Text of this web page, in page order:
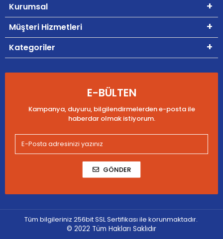
Kurumsal
Müşteri Hizmetleri
Kategoriler
E-BÜLTEN
Kampanya, duyuru, bilgilendirmelerden e-posta ile
haberdar olmak istiyorum.
GÖNDER
Tüm bilgileriniz 256bit SSL Sertifikası ile korunmaktadır.
© 2022 Tüm Hakları Saklıdır